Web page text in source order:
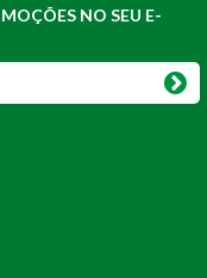
NO SEU E-